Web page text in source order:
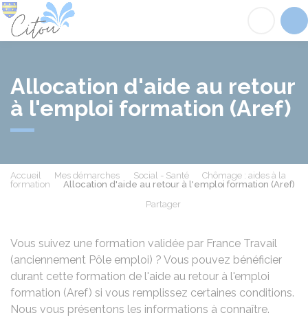
Allocation d'aide au retour
à l'emploi formation (Aref)
Accueil Mes démarches Social - Santé
Chômage : aides à la
formation
Allocation d'aide au retour à l'emploi formation (Aref)
Partager
Vous suivez une formation validée par France Travail
(anciennement Pôle emploi) ? Vous pouvez bénéficier
durant cette formation de l'aide au retour à l'emploi
formation (Aref) si vous remplissez certaines conditions.
Nous vous présentons les informations à connaître.